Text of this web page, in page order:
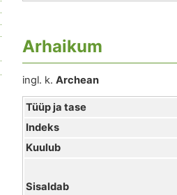
Arhaikum
ingl. k. Archean
Tüüp ja tase
Indeks
Kuulub
Sisaldab